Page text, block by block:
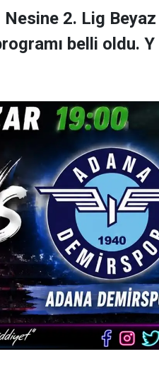
2. Lig Beyaz
belli oldu. Y